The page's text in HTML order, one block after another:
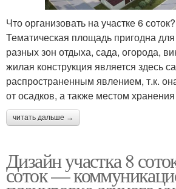
Что организовать на участке 6 соток?
Тематическая площадь пригодна
разных зон отдыха, сада, огорода,
жилая конструкция является здесь
распространенным явлением, т.к.
от осадков, а также местом
читать дальше →
Дизайн участка 8
соток —